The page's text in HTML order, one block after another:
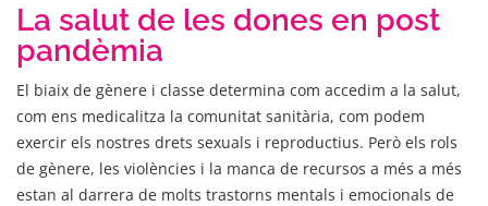
La salut de les dones en post
pandèmia
El biaix de gènere i classe determina com accedim a la salut,
com ens medicalitza la comunitat sanitària, com podem
exercir els nostres drets sexuals i reproductius. Però els rols
de gènere, les violències i la manca de recursos a més a més
estan al darrera de molts trastorns mentals i emocionals de